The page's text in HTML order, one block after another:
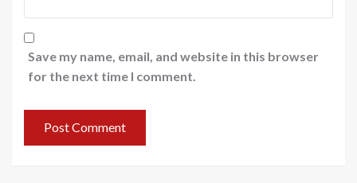
Save my name, email, and website in this browser
for the next time I comment.